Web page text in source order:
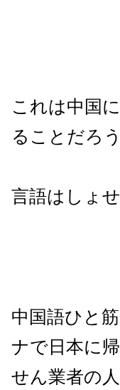
これは中国
ることだろう
言語はしょ
中国語ひと
ナで日本に
せん業者の